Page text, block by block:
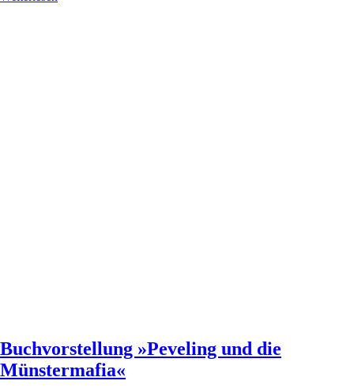
Buchvorstellung »Peveling und die
Münstermafia«